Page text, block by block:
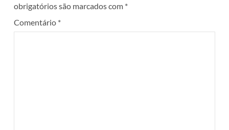
obrigatórios são marcados com *
Comentário *